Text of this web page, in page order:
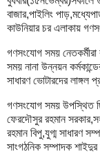
বাজার,পাইলিং
কাউনিয়ার চর এলাকায়
গণসংযোগ সময়
সময় নানা উন্নয়ন
সাধারণ ভোটারদের লাঙ্গল
গণসংযোগ সময় উপস্থিত
ফেরদৌসুর রহমান
রহমান বিপু,যুগ্ম সাধারণ
সাংগঠনিক সম্পাদক